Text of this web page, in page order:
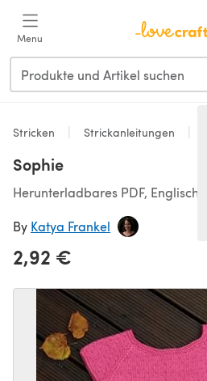
Menu
Stricken Strickanleitungen
Sophie
Herunterladbares PDF, Englisch
By Katya Frankel
2,92 €